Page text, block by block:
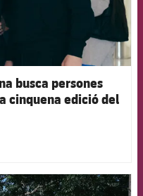
busca persones
cinquena edició del
Barcelona badge